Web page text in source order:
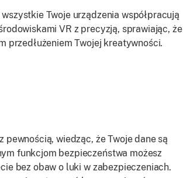
Twoje urządzenia współpracują
VR z precyzją, sprawiając, że
przedłużeniem Twojej kreatywności.
wiedząc, że Twoje dane są
funkcjom bezpieczeństwa możesz
bez obaw o luki w zabezpieczeniach.